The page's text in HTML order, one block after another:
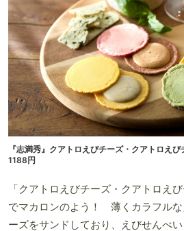
『志満秀』クアトロえびチーズ・クアトロえ
1188円
「クアトロえびチーズ・クアトロえ
でマカロンのよう！ 薄くカラフルな
ーズをサンドしており、えびせんべ